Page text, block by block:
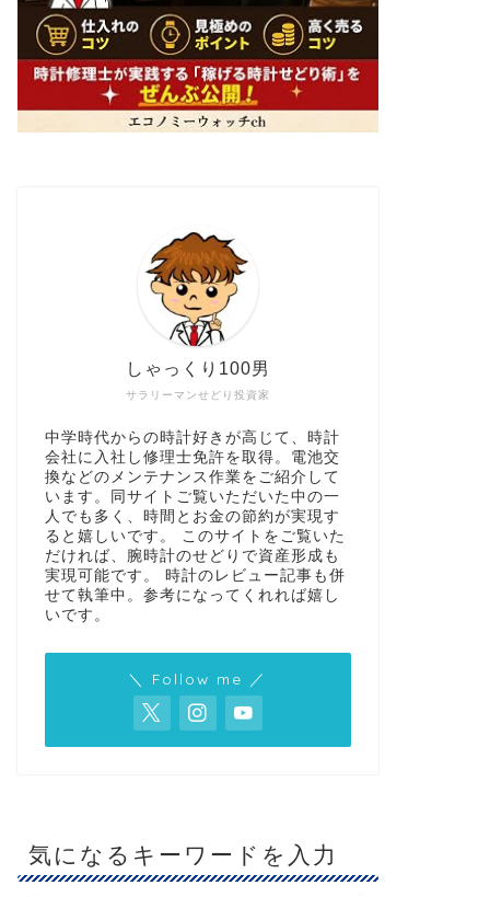
サラリーマンせどり投資家
しゃっくり100男
中学時代からの時計好きが高じて、時計
会社に入社し修理士免許を取得。電池交
換などのメンテナンス作業をご紹介して
います。同サイトご覧いただいた中の一
人でも多く、時間とお金の節約が実現す
ると嬉しいです。 このサイトをご覧いた
だければ、腕時計のせどりで資産形成も
実現可能です。 時計のレビュー記事も併
せて執筆中。参考になってくれれば嬉し
いです。
＼ Follow me ／
気になるキーワードを入力